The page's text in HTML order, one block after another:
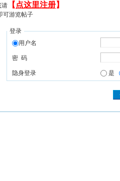
请 【 点这里注册】
可游览帖子
登录
用户名
密 码
隐身登录 是